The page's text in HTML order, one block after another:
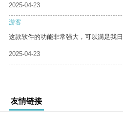
2025-04-23
游客
这款软件的功能非常强大，可以满足我日
2025-04-23
友情链接